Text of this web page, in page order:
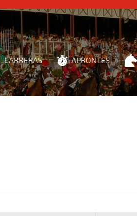
CARRERAS APRONTES